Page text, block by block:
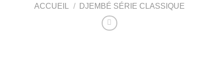
ACCUEIL / DJEMBÉ SÉRIE CLASSIQUE